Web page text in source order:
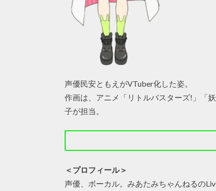
声優民安ともえがVTuber化した姿。
作画は、アニメ「リトルバスターズ!」「
子が担当。
＜プロフィール＞
声優、ボーカル。みあたみちゃんねるの